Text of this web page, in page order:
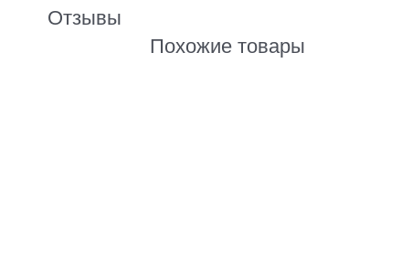
Отзывы
Похожие товары